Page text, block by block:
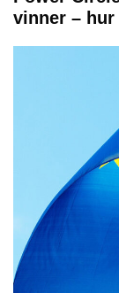
vinner – hur